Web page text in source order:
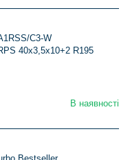
C3-W
40х3,5х10+2 R195
В наявності